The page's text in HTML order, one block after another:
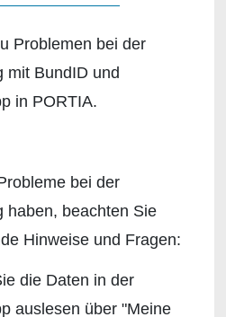
Problemen bei der
mit BundID und
in PORTIA.
bei der
haben, beachten Sie
Hinweise und Fragen:
die Daten in der
auslesen über "Meine